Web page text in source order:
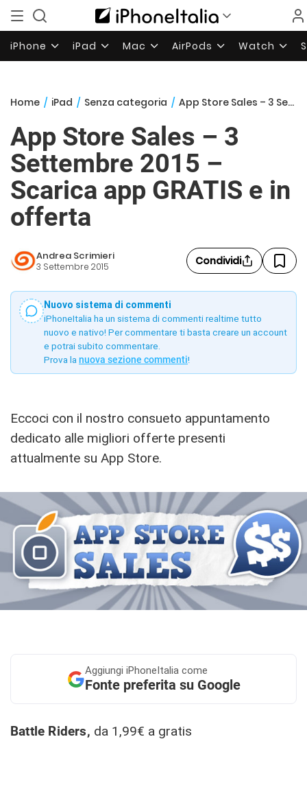
iPhone iPad Mac AirPods Watch
Home / iPad / Senza categoria / App Store Sales – 3 Settembre 2015 – Scarica app GRATIS e in offerta
App Store Sales – 3
Settembre 2015 –
Scarica app GRATIS e in
offerta
Andrea Scrimieri
3 Settembre 2015 Condividi
Nuovo sistema di commenti
iPhoneItalia ha un sistema di commenti realtime tutto
nuovo e nativo! Per commentare ti basta creare un account
e potrai subito commentare.
Prova la nuova sezione commenti!
Eccoci con il nostro consueto appuntamento
dedicato alle migliori offerte presenti
attualmente su App Store.
Aggiungi iPhoneItalia come
Fonte preferita su Google
Battle Riders, da 1,99€ a gratis